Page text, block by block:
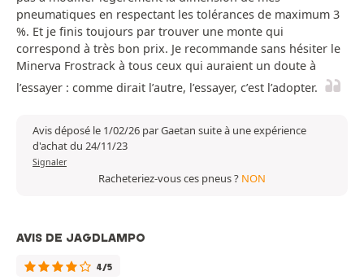
pneumatiques en respectant les tolérances de maximum 3
%. Et je finis toujours par trouver une monte qui
correspond à très bon prix. Je recommande sans hésiter le
Minerva Frostrack à tous ceux qui auraient un doute à
l’essayer : comme dirait l’autre, l’essayer, c’est l’adopter.
Avis déposé le 1/02/26 par Gaetan suite à une expérience
d'achat du 24/11/23
Signaler
Racheteriez-vous ces pneus ? NON
AVIS DE JAGDLAMPO
4/5